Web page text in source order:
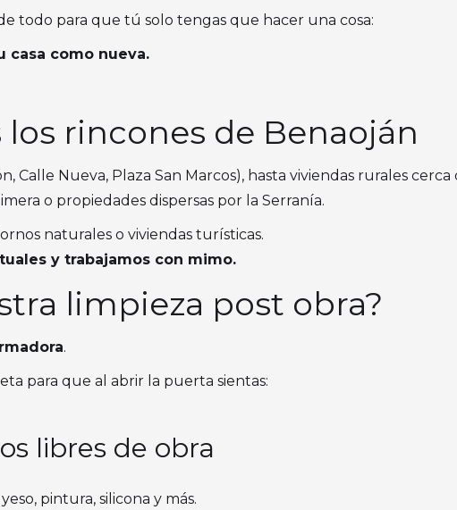
todo para que tú solo tengas que hacer una cosa:
casa como nueva.
rincones de Benaoján
Calle Nueva, Plaza San Marcos), hasta viviendas rurales cerca
o propiedades dispersas por la Serranía.
naturales o viviendas turísticas.
y trabajamos con mimo.
limpieza post obra?
.
para que al abrir la puerta sientas:
libres de obra
pintura, silicona y más.